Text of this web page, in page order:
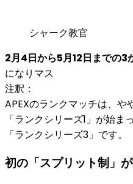
シャーク教官
2月4日から5月12日までの3
になりマス
注釈：
APEXのランクマッチは、や
「ランクシリーズ1」が始ま
「ランクシリーズ3」 です。
初の「スプリット制」